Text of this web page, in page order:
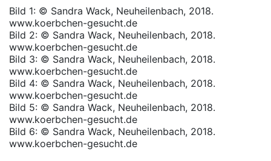
Bild 1: © Sandra Wack, Neuheilenbach, 2018.
www.koerbchen-gesucht.de
Bild 2: © Sandra Wack, Neuheilenbach, 2018.
www.koerbchen-gesucht.de
Bild 3: © Sandra Wack, Neuheilenbach, 2018.
www.koerbchen-gesucht.de
Bild 4: © Sandra Wack, Neuheilenbach, 2018.
www.koerbchen-gesucht.de
Bild 5: © Sandra Wack, Neuheilenbach, 2018.
www.koerbchen-gesucht.de
Bild 6: © Sandra Wack, Neuheilenbach, 2018.
www.koerbchen-gesucht.de